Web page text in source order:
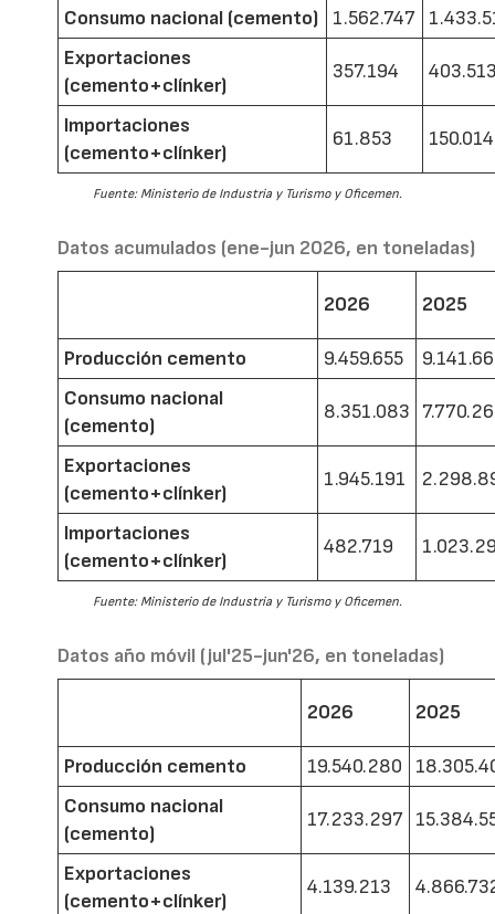
Consumo nacional (cemento)
1.562.747
Exportaciones
(cemento+clínker)
357.194
Importaciones
(cemento+clínker)
61.853 150.014
Fuente: Ministerio de Industria y Turismo y Oficemen.
Datos acumulados (ene-jun 2026, en toneladas)
2026 2025
Producción cemento 9.459.655
Consumo nacional
(cemento)
8.351.083
Exportaciones
(cemento+clínker)
1.945.191
Importaciones
(cemento+clínker)
482.719
Fuente: Ministerio de Industria y Turismo y Oficemen.
Datos año móvil (jul'25-jun'26, en toneladas)
2026 2025
Producción cemento 19.540.280
Consumo nacional
(cemento)
17.233.297
Exportaciones
(cemento+clínker)
4.139.213